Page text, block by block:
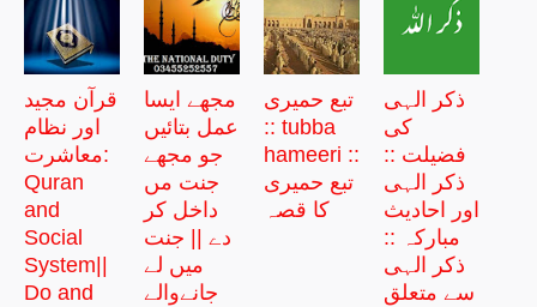
قرآن مجید
اور نظام
معاشرت:
Quran
and
Social
System||
Do and
مجھے ایسا
عمل بتائیں
جو مجھے
جنت مں
داخل کر
دے || جنت
میں لے
جانےوالے
تبع حمیری
:: tubba
hameeri ::
تبع حمیری
کا قصہ
ذکر الہی
کی
فضیلت ::
ذکر الہی
اور احادیث
مبارکہ ::
ذکر الہی
سے متعلق